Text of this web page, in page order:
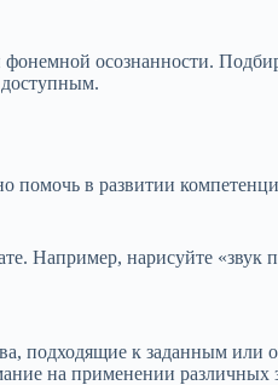
осознанности.
доступным.
помочь в развитии
Например, нарисуйте
подходящие к заданным
на применении различных